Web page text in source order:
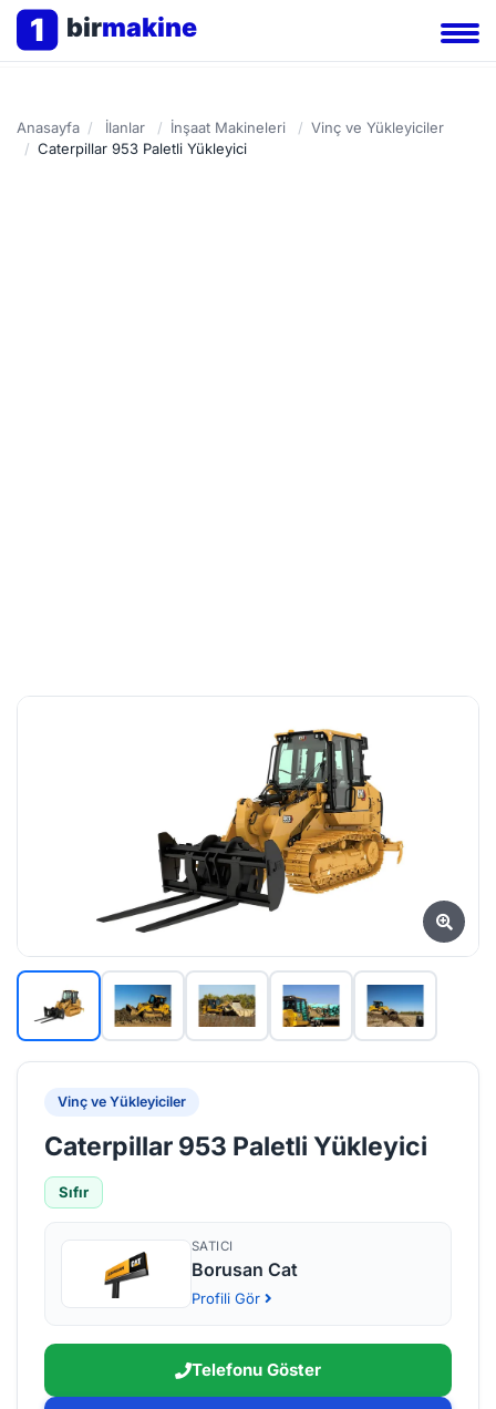
1 birmakine
Anasayfa / İlanlar / İnşaat Makineleri / Vinç ve Yükleyiciler
/ Caterpillar 953 Paletli Yükleyici
Vinç ve Yükleyiciler
Caterpillar 953 Paletli Yükleyici
Sıfır
SATICI
Borusan Cat
Profili Gör
Telefonu Göster